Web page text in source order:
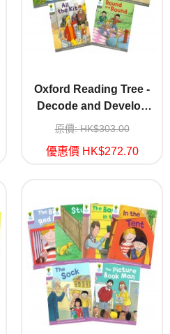
Oxford Reading Tree -
Decode and Develop
Stage 1B
原價: HK$303.00
優惠價 HK$272.70